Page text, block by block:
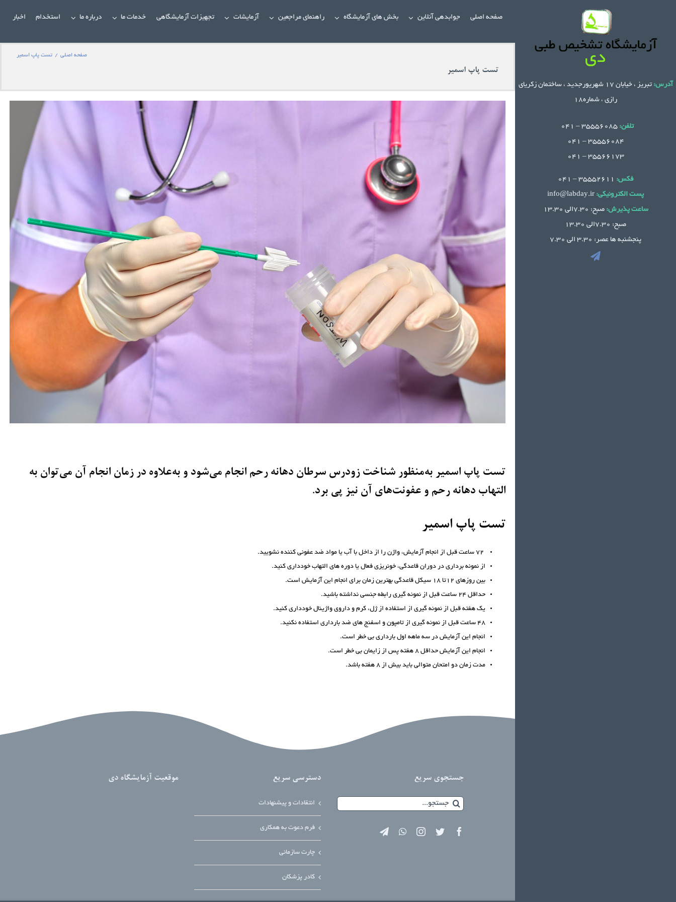
آدرس:
تبریز ، خیابان 17 شهریورجدید ، ساختمان زکریای
رازی ، شماره18
تلفن:
35556084 – 041
35566173 – 041
فکس: 35552611 – 041
پست الکترونیکی:
ساعت پذیرش:صبح: 7.30الی 13.30
صبح: 7.30الی 13.30
پنجشنبه ها عصر: 3.30 الی 7.30
صفحه اصلی جوابدهی آنلاین بخش های آزمایشگاه راهنمای مراجعین آزمایشات تجهیزات آزمایشگاهی خدمات ما درباره ما استخدام اخبار
صفحه اصلی / تست پاپ اسمیر
تست پاپ اسمیر
تست پاپ اسمیر به‌منظور شناخت زودرس سرطان دهانه رحم انجام می‌شود و به‌علاوه در زمان انجام آن می‌توان به
التهاب دهانه رحم و عفونت‌های آن نیز پی برد.
تست پاپ اسمیر
از نمونه برداری در دوران قاعدگی، خونریزی فعال یا دوره های التهاب خودداری کنید.
بین روزهای 12تا 18 سیکل قاعدگی بهترین زمان برای انجام این آزمایش است.
حداقل 24 ساعت قبل از نمونه گیری رابطه جنسی نداشته باشید.
یک هفته قبل از نمونه گیری از استفاده از ژل، کرم و داروی واژینال خودداری کنید.
48 ساعت قبل از نمونه گیری از تامپون و اسفنج های ضد بارداری استفاده نکنید.
انجام این آزمایش در سه ماهه اول بارداری بی خطر است.
انجام این آزمایش حداقل 8 هفته پس از زایمان بی خطر است.
مدت زمان دو امتحان متوالی باید بیش از 8 هفته باشد.
جستجوی سریع
جستجو
دسترسی سریع
انتقادات و پیشنهادات
فرم دعوت به همکاری
چارت سازمانی
کادر پزشکان
موقعیت آزمایشگاه دی